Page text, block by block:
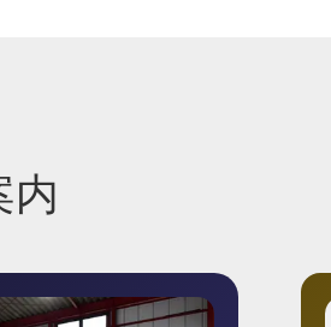
内